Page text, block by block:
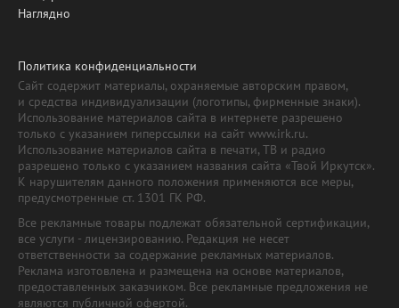
Наглядно
Политика конфиденциальности
Сайт содержит материалы, охраняемые авторским правом,
и средства индивидуализации (логотипы, фирменные знаки).
Использование материалов сайта в интернете разрешено
только с указанием гиперссылки на сайт www.irk.ru.
Использование материалов сайта в печати, ТВ и радио
разрешено только с указанием названия сайта «Твой Иркутск».
К нарушителям данного положения применяются все меры,
предусмотренные ст. 1301 ГК РФ.
Все рекламные товары подлежат обязательной сертификации,
все услуги - лицензированию. Редакция не несет
ответственности за содержание рекламных материалов.
Реклама изготовлена и размещена на основе материалов,
предоставленных заказчиком. Все рекламные предложения не
являются публичной офертой.